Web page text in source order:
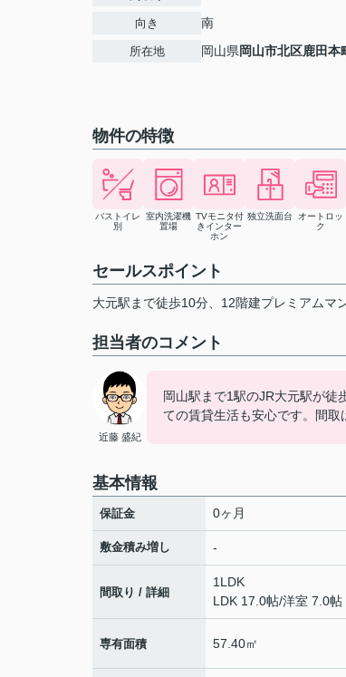
向き 南
所在地 岡山県岡山市北区鹿田本
物件の特徴
バストイレ
別
室内洗濯機
置場
TVモニタ付
きインター
ホン
独立洗面台
オートロッ
ク
セールスポイント
大元駅まで徒歩10分、12階建プレミアム
担当者のコメント
近藤 盛紀
岡山駅まで1駅のJR大元駅が徒
ての賃貸生活も安心です。間
基本情報
保証金 0ヶ月
敷金積み増し -
間取り / 詳細
1LDK
LDK 17.0帖/洋室 7.0帖
専有面積 57.40㎡